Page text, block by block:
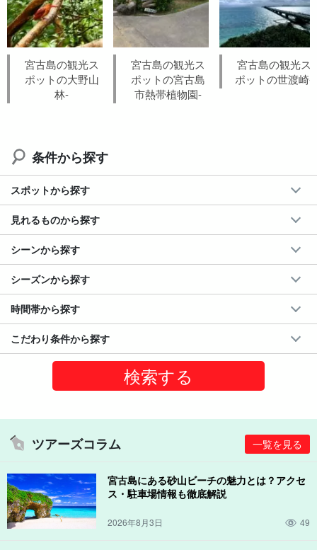
宮古島の観光ス
ポットの大野山
林-
宮古島の観光ス
ポットの宮古島
市熱帯植物園-
宮古島の観光ス
ポットの世渡崎-
条件から探す
スポットから探す
見れるものから探す
シーンから探す
シーズンから探す
時間帯から探す
こだわり条件から探す
ツアーズコラム 一覧を見る
宮古島にある砂山ビーチの魅力とは？アクセ
ス・駐車場情報も徹底解説
2026年8月3日 49